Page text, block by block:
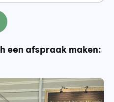
een afspraak maken: